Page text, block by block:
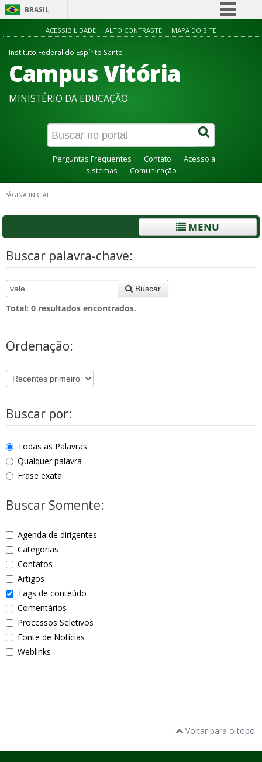
BRASIL
Simplifique!
Acesso à informação
Canais
ACESSIBILIDADE ALTO CONTRASTE MAPA DO SITE
Instituto Federal do Espírito Santo
Campus Vitória
MINISTÉRIO DA EDUCAÇÃO
Perguntas Frequentes Contato
Acesso a
sistemas
Comunicação
PÁGINA INICIAL
MENU
Buscar palavra-chave:
Buscar
Total: 0 resultados encontrados.
Ordenação:
Buscar por:
Todas as Palavras
Qualquer palavra
Frase exata
Buscar Somente:
Agenda de dirigentes
Categorias
Contatos
Artigos
Tags de conteúdo
Comentários
Processos Seletivos
Fonte de Notícias
Weblinks
Voltar para o topo